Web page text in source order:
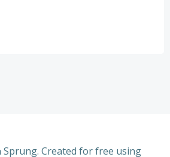
Created for free using